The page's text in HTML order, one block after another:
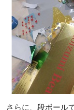
さらに、段ボール